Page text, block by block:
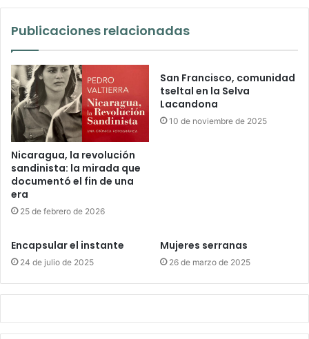
Publicaciones relacionadas
Nicaragua, la revolución
sandinista: la mirada que
documentó el fin de una
era
25 de febrero de 2026
San Francisco, comunidad
tseltal en la Selva
Lacandona
10 de noviembre de 2025
Encapsular el instante
24 de julio de 2025
Mujeres serranas
26 de marzo de 2025